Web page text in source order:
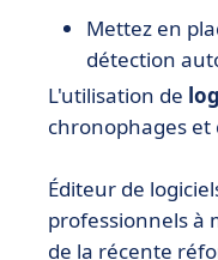
Mettez en
détection
L'utilisation de
chronophages et
Éditeur de
professionnels à
de la récente